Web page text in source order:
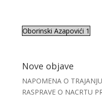
Oborinski Azapovići 1
Nove objave
NAPOMENA O
RASPRAVE O NACRTU